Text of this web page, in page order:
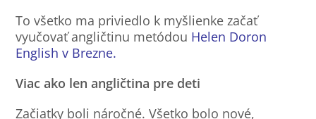
To všetko ma priviedlo k myšlienke začať
vyučovať angličtinu metódou Helen Doron
English v Brezne.
Viac ako len angličtina pre deti
Začiatky boli náročné. Všetko bolo nové,